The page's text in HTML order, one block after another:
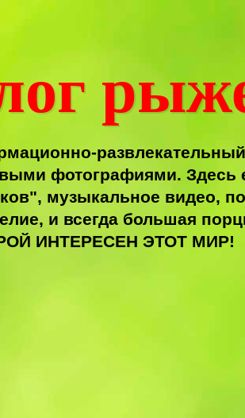
фотографиями. Здесь
музыкальное видео,
и всегда большая
ИНТЕРЕСЕН ЭТОТ МИР!